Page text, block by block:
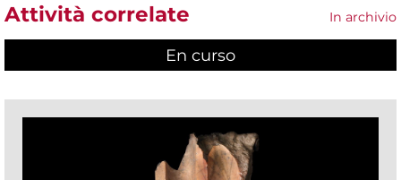
Attività correlate In archivio
En curso